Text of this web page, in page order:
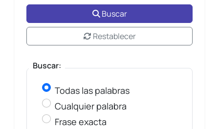
Buscar
Restablecer
Buscar:
Todas las palabras
Cualquier palabra
Frase exacta